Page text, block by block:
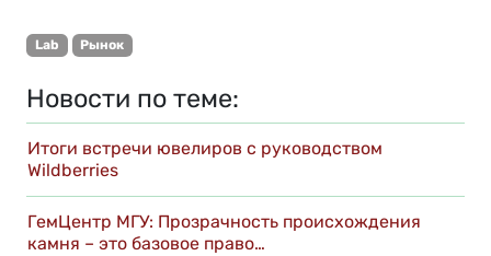
Lab Рынок
Новости по теме:
Итоги встречи ювелиров с руководством
Wildberries
ГемЦентр МГУ: Прозрачность происхождения
камня – это базовое право…